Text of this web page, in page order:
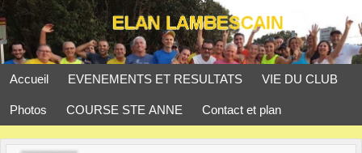
Accueil EVENEMENTS ET RESULTATS VIE DU CLUB
Photos COURSE STE ANNE Contact et plan
Panneau de gestion des cookies